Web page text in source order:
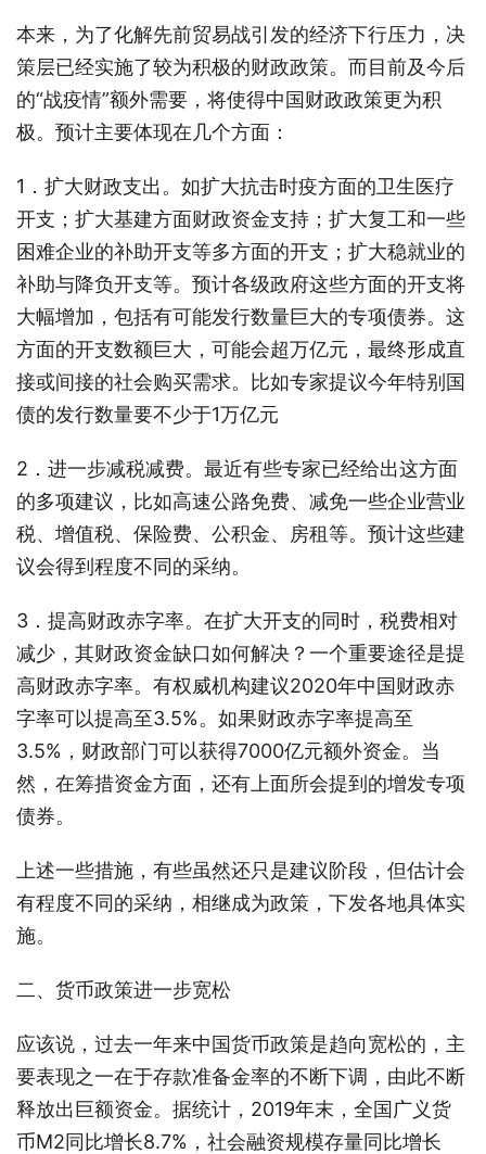
本来，为了化解先前贸易战引发的经济下行压力，决
策层已经实施了较为积极的财政政策。而目前及今后
的“战疫情”额外需要，将使得中国财政政策更为积
极。预计主要体现在几个方面：
1．扩大财政支出。如扩大抗击时疫方面的卫生医疗
开支；扩大基建方面财政资金支持；扩大复工和一些
困难企业的补助开支等多方面的开支；扩大稳就业的
补助与降负开支等。预计各级政府这些方面的开支将
大幅增加，包括有可能发行数量巨大的专项债券。这
方面的开支数额巨大，可能会超万亿元，最终形成直
接或间接的社会购买需求。比如专家提议今年特别国
债的发行数量要不少于1万亿元
2．进一步减税减费。最近有些专家已经给出这方面
的多项建议，比如高速公路免费、减免一些企业营业
税、增值税、保险费、公积金、房租等。预计这些建
议会得到程度不同的采纳。
3．提高财政赤字率。在扩大开支的同时，税费相对
减少，其财政资金缺口如何解决？一个重要途径是提
高财政赤字率。有权威机构建议2020年中国财政赤
字率可以提高至3.5%。如果财政赤字率提高至
3.5%，财政部门可以获得7000亿元额外资金。当
然，在筹措资金方面，还有上面所会提到的增发专项
债券。
上述一些措施，有些虽然还只是建议阶段，但估计会
有程度不同的采纳，相继成为政策，下发各地具体实
施。
二、货币政策进一步宽松
应该说，过去一年来中国货币政策是趋向宽松的，主
要表现之一在于存款准备金率的不断下调，由此不断
释放出巨额资金。据统计，2019年末，全国广义货
币M2同比增长8.7%，社会融资规模存量同比增长